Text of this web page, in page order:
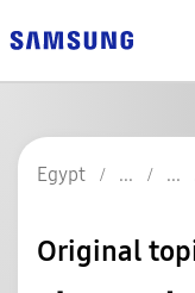
Egypt
Original